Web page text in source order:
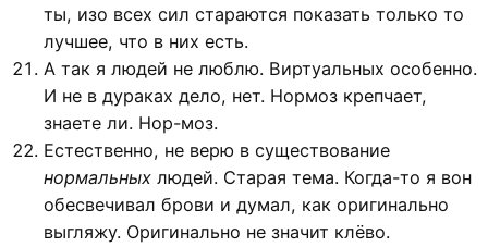
ты, изо всех сил стараются показать только то
лучшее, что в них есть.
А так я людей не люблю. Виртуальных особенно.
И не в дураках дело, нет. Нормоз крепчает,
знаете ли. Нор-моз.
Естественно, не верю в существование
нормальных людей. Старая тема. Когда-то я вон
обесвечивал брови и думал, как оригинально
выгляжу. Оригинально не значит клёво.